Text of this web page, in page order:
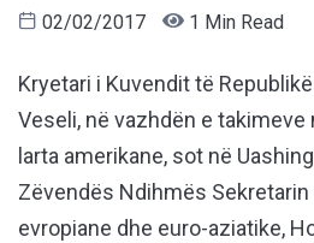
02/02/2017 1 Min Read
Kryetari i Kuvendit të
Veseli, në vazhdën e
larta amerikane, sot në
Zëvendës Ndihmës
evropiane dhe euro-aziatike,